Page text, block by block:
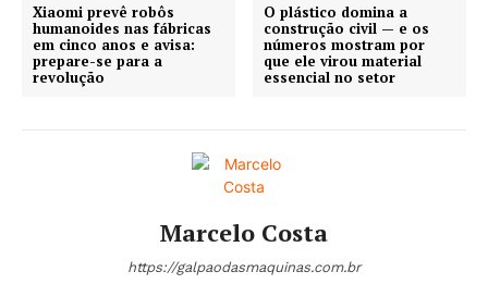
Xiaomi prevê robôs
humanoides nas fábricas
em cinco anos e avisa:
prepare-se para a
revolução
O plástico domina a
construção civil — e os
números mostram por
que ele virou material
essencial no setor
Marcelo Costa
https://galpaodasmaquinas.com.br